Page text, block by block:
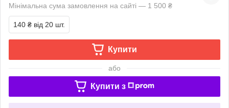
Мінімальна сума замовлення на сайті — 1 500 ₴
140 ₴ від 20 шт.
Купити
або
Купити з